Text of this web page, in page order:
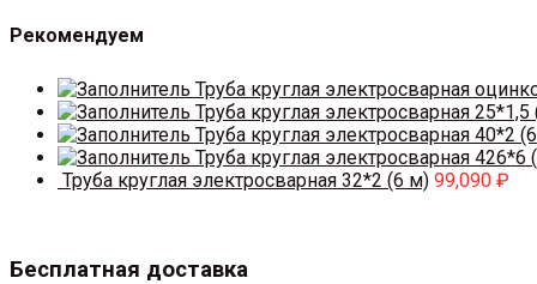
Рекомендуем
Труба круглая электросварная
Труба круглая электросварная
Труба круглая электросварная 40*2
Труба круглая электросварная 426*6
Труба круглая электросварная 32*2 (6 м) 99,090 ₽
Бесплатная доставка